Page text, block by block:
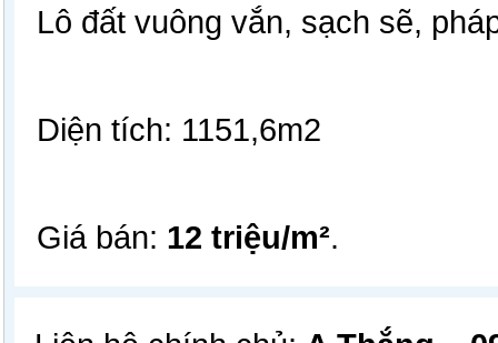
Lô đất vuông vắn, sạch sẽ,
Diện tích: 1151,6m2
Giá bán: 12 triệu/m².